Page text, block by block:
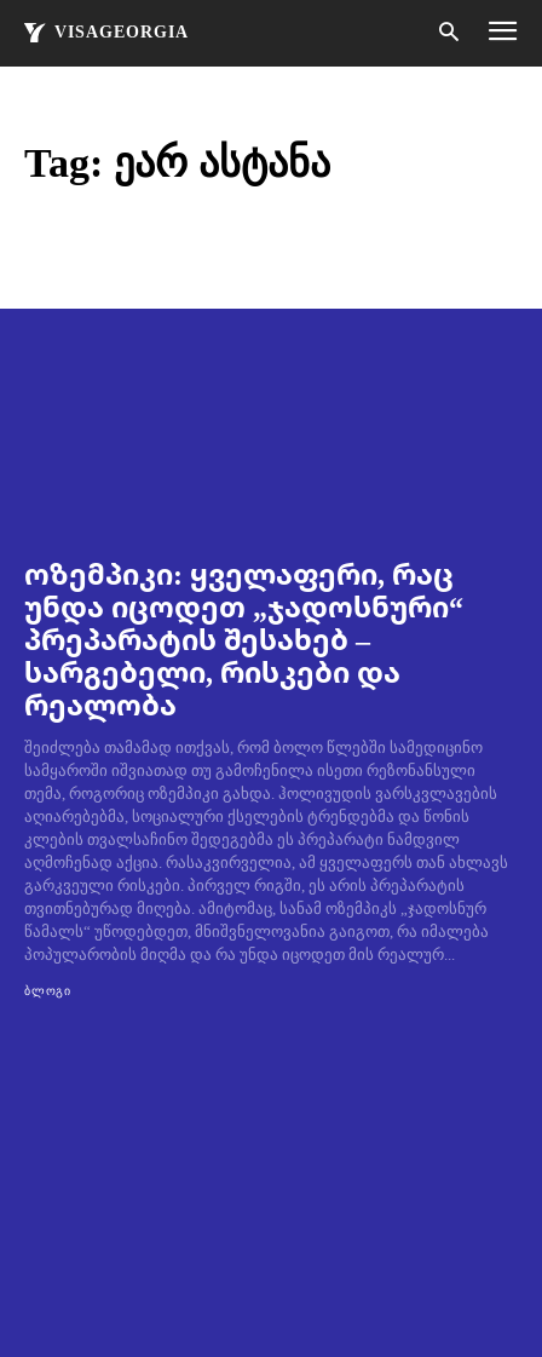
VISAGEORGIA
Tag: ეარ ასტანა
ოზემპიკი: ყველაფერი, რაც
უნდა იცოდეთ „ჯადოსნური“
პრეპარატის შესახებ –
სარგებელი, რისკები და
რეალობა
შეიძლება თამამად ითქვას, რომ ბოლო წლებში სამედიცინო
სამყაროში იშვიათად თუ გამოჩენილა ისეთი რეზონანსული
თემა, როგორიც ოზემპიკი გახდა. ჰოლივუდის ვარსკვლავების
აღიარებებმა, სოციალური ქსელების ტრენდებმა და წონის
კლების თვალსაჩინო შედეგებმა ეს პრეპარატი ნამდვილ
აღმოჩენად აქცია. რასაკვირველია, ამ ყველაფერს თან ახლავს
გარკვეული რისკები. პირველ რიგში, ეს არის პრეპარატის
თვითნებურად მიღება. ამიტომაც, სანამ ოზემპიკს „ჯადოსნურ
წამალს“ უწოდებდეთ, მნიშვნელოვანია გაიგოთ, რა იმალება
პოპულარობის მიღმა და რა უნდა იცოდეთ მის რეალურ...
ᲑᲚᲝᲒᲘ